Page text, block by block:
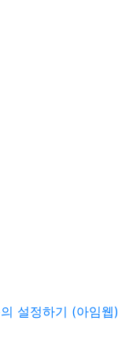
설정하기 (아임웹)